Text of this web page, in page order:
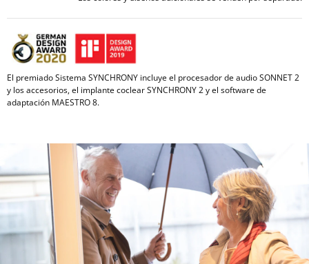
El premiado Sistema SYNCHRONY incluye el procesador de audio SONNET 2
y los accesorios, el implante coclear SYNCHRONY 2 y el software de
adaptación MAESTRO 8.